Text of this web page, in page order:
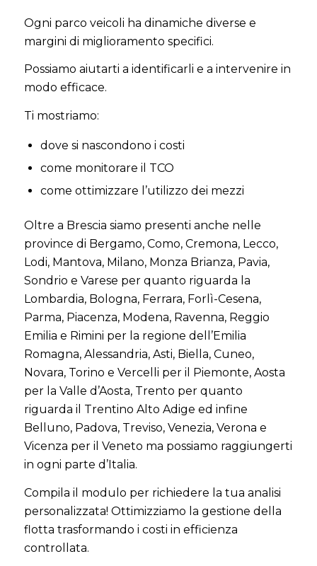
Ogni parco veicoli ha dinamiche diverse e
margini di miglioramento specifici.
Possiamo aiutarti a identificarli e a intervenire in
modo efficace.
Ti mostriamo:
dove si nascondono i costi
come monitorare il TCO
come ottimizzare l’utilizzo dei mezzi
Oltre a Brescia siamo presenti anche nelle
province di Bergamo, Como, Cremona, Lecco,
Lodi, Mantova, Milano, Monza Brianza, Pavia,
Sondrio e Varese per quanto riguarda la
Lombardia, Bologna, Ferrara, Forlì-Cesena,
Parma, Piacenza, Modena, Ravenna, Reggio
Emilia e Rimini per la regione dell’Emilia
Romagna, Alessandria, Asti, Biella, Cuneo,
Novara, Torino e Vercelli per il Piemonte, Aosta
per la Valle d’Aosta, Trento per quanto
riguarda il Trentino Alto Adige ed infine
Belluno, Padova, Treviso, Venezia, Verona e
Vicenza per il Veneto ma possiamo raggiungerti
in ogni parte d’Italia.
Compila il modulo per richiedere la tua analisi
personalizzata! Ottimizziamo la gestione della
flotta trasformando i costi in efficienza
controllata.